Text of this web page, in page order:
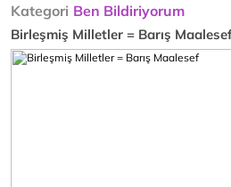
Kategori Ben Bildiriyorum
Birleşmiş Milletler = Barış